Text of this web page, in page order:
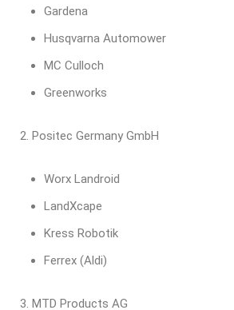
Gardena
Husqvarna Automower
MC Culloch
Greenworks
Positec Germany GmbH
Worx Landroid
LandXcape
Kress Robotik
Ferrex (Aldi)
MTD Products AG